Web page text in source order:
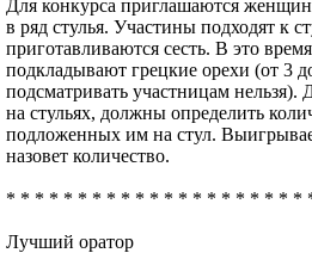
Для конкурса приглашаются
в ряд стулья. Участины подходят к
приготавливаются сесть. В это
подкладывают грецкие орехи (от 3
подсматривать участницам
на стульях, должны определить
подложенных им на стул.
назовет количество.
* * * * * * * * * * * * * * * * * * * * *
Лучший оратор